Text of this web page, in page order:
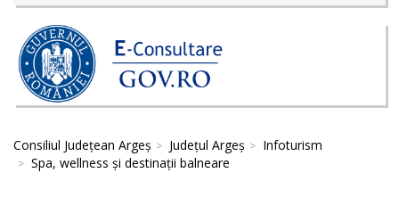
Consiliul Județean Argeș Județul Argeș
Infoturism
Spa, wellness și destinații balneare